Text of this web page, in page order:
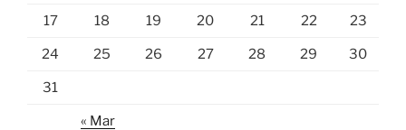
17 18 19 20 21 22 23
24 25 26 27 28 29 30
31
« Mar